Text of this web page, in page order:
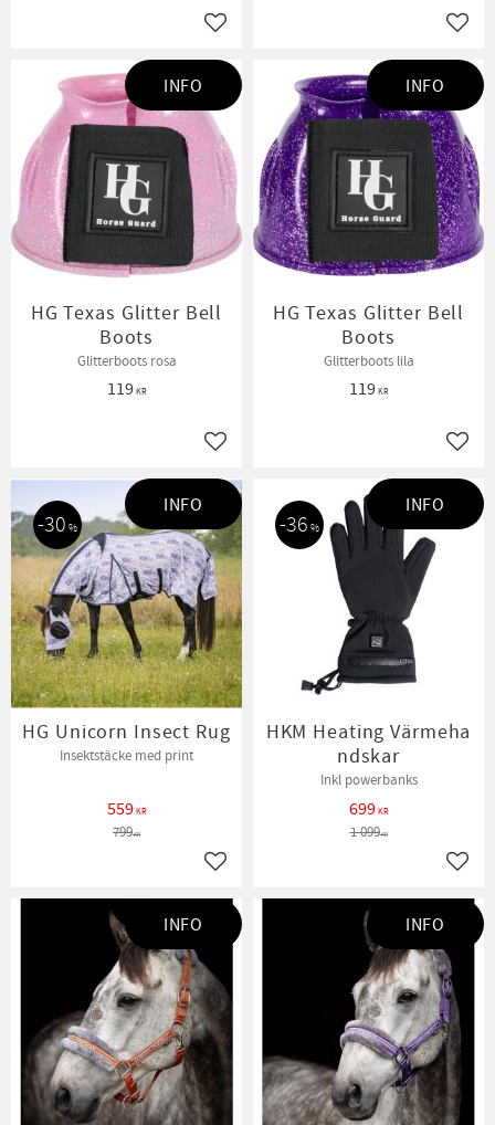
Lägg till i favoriter
HG Texas Glitter Bell
Boots
Glitterboots rosa
119KR
Lägg till i favoriter
INFO
HG Texas Glitter Bell
Boots
Glitterboots lila
119KR
INFO
HG Unicorn Insect Rug
Insektstäcke med print
559KR
799KR
30 %
Lägg till i favoriter
INFO
HKM Heating Värmeha
ndskar
Inkl powerbanks
699KR
1 099KR
36 %
INFO
INFO INFO